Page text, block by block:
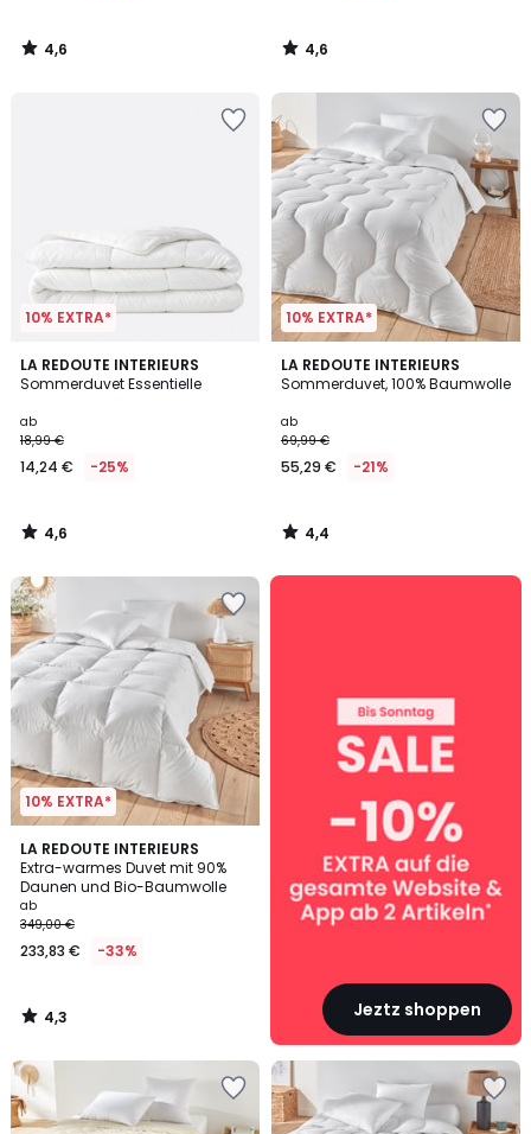
69,99
€ 4,6
/
4,6
/
10% EXTRA*
LA REDOUTE INTERIEURS
Sommerduvet Essentielle
ab
18,99 €
14,24 € -25%
4,6
/ 5
4,6
/
10% EXTRA*
LA REDOUTE INTERIEURS
Sommerduvet, 100% Baumwolle
ab
69,99 €
55,29 € -21%
4,4
/ 5
4,4
/
10% EXTRA*
LA REDOUTE INTERIEURS
Extra-warmes Duvet mit 90%
Daunen und Bio-Baumwolle
ab
349,00 €
233,83 € -33%
4,3
/ 5
4,3
/
Jeztz shoppen
SALE
Artikeln*